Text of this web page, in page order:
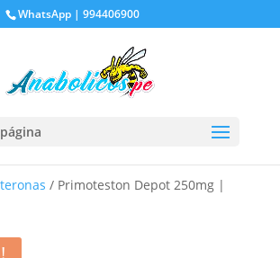
WhatsApp | 994406900
/ Primoteston Depot 250mg |